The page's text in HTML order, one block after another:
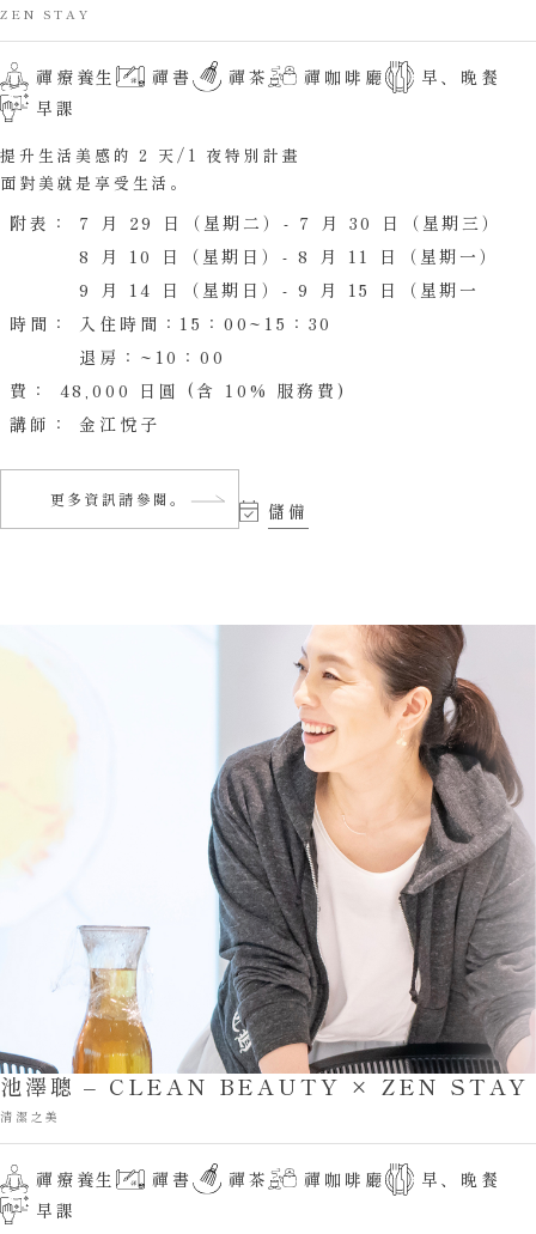
ZEN STAY
禪療養生 禪書 禪茶 禪咖啡廳
早、晚餐
早課
提升生活美感的 2 天/1 夜特別計畫
面對美就是享受生活。
附表：
7 月 29 日（星期二）- 7 月 30 日（星期三）
8 月 10 日（星期日）- 8 月 11 日（星期一）
9 月 14 日（星期日）- 9 月 15 日（星期一
時間：
入住時間：15：00~15：30
退房：~10：00
費：
48,000 日圓 (含 10% 服務費)
講師：
金江悅子
更多資訊請參閱。
儲備
池澤聰 – CLEAN BEAUTY × ZEN STAY
清潔之美
禪療養生 禪書 禪茶 禪咖啡廳
早、晚餐
早課